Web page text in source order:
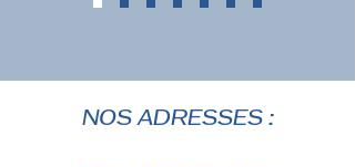
NOS ADRESSES :